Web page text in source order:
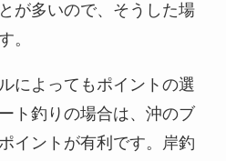
が多いので、そうした場
。
によってもポイントの選
ト釣りの場合は、沖のブ
イントが有利です。岸釣